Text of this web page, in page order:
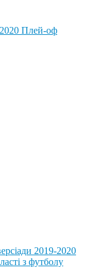
Плей-оф
2019-2020
з футболу